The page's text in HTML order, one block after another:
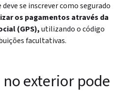
se inscrever como segurado
os pagamentos através da
(GPS),utilizando o código
facultativas.
exterior pode